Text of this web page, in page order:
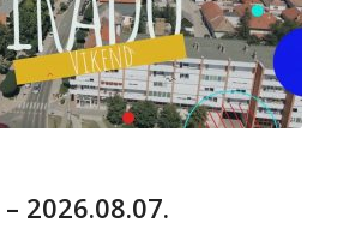
2026.08.07.